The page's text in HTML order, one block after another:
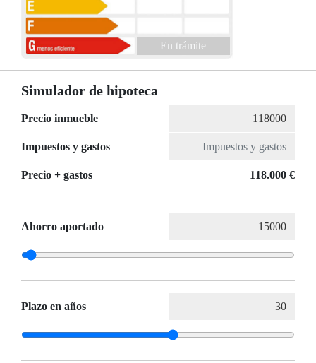
En trámite
Simulador de hipoteca
Precio inmueble
Impuestos y gastos
Precio + gastos 118.000 €
Ahorro aportado
Plazo en años